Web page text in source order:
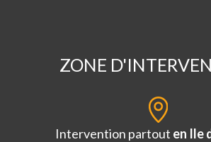
ZONE
Intervention partout en Ile